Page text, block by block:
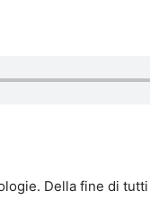
Della fine di